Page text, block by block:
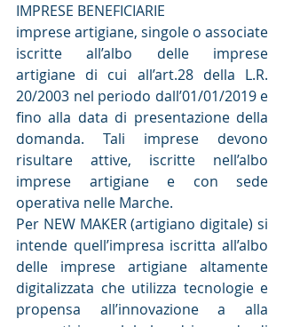
IMPRESE BENEFICIARIE
imprese artigiane, singole o associate
iscritte all’albo delle imprese
artigiane di cui all’art.28 della L.R.
20/2003 nel periodo dall’01/01/2019 e
fino alla data di presentazione della
domanda. Tali imprese devono
risultare attive, iscritte nell’albo
imprese artigiane e con sede
operativa nelle Marche.
Per NEW MAKER (artigiano digitale) si
intende quell’impresa iscritta all’albo
delle imprese artigiane altamente
digitalizzata che utilizza tecnologie e
propensa all’innovazione a alla